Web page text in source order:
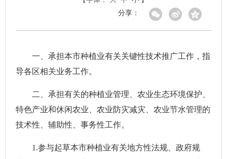
分享：
一、承担本市种植业有关关键性技术推广工作，指
导各区相关业务工作。
二、承担有关的种植业管理、农业生态环境保护、
特色产业和休闲农业、农业防灾减灾、农业节水管理的
技术性、辅助性、事务性工作。
1.参与起草本市种植业有关地方性法规、政府规